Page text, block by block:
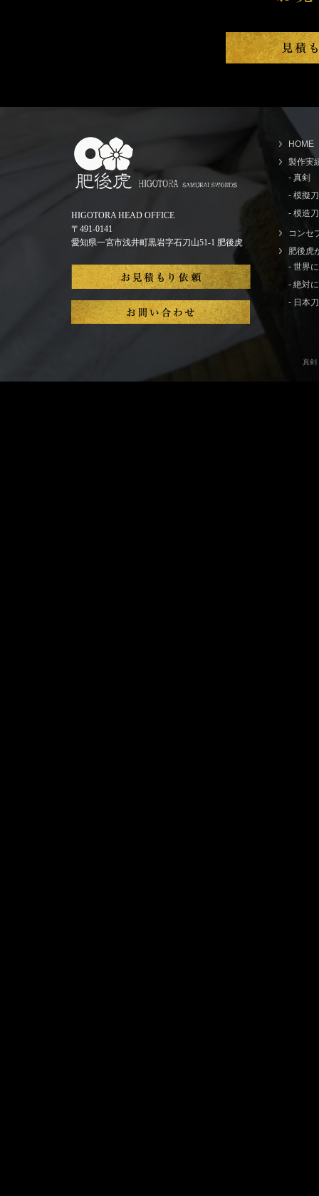
HIGOTORA HEAD OFFICE
〒491-0141
愛知県一宮市浅井町黒岩字石刀山51-1 肥後虎
HOME
製作実
- 真剣
- 模擬
- 模造刀
コンセ
肥後虎
- 世界
- 絶対
- 日本
真